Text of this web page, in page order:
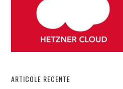
ARTICOLE RECENTE